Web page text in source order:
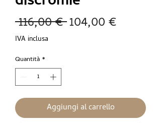
116,00 € Prezzo
104,00 €
IVA inclusa
Quantità *
Aggiungi al carrello